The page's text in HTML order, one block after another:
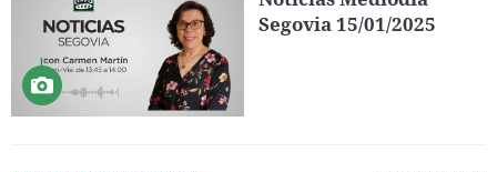
Segovia 15/01/2025